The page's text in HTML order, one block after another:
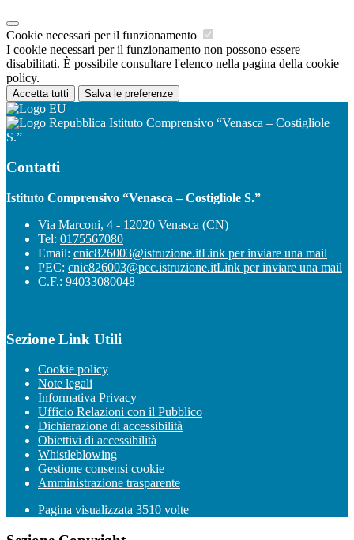
Cookie necessari per il funzionamento
I cookie necessari per il funzionamento non possono essere
disabilitati. È possibile consultare l'elenco nella pagina della cookie
policy.
Accetta tutti Salva le preferenze
Istituto Comprensivo “Venasca – Costigliole
S.”
Contatti
Istituto Comprensivo “Venasca – Costigliole S.”
Via Marconi, 4 - 12020 Venasca (CN)
Tel: 0175567080
Email: cnic826003@istruzione.itLink per inviare una mail
PEC: cnic826003@pec.istruzione.itLink per inviare una mail
C.F.: 94033080048
Sezione Link Utili
Cookie policy
Note legali
Informativa Privacy
Ufficio Relazioni con il Pubblico
Dichiarazione di accessibilità
Obiettivi di accessibilità
Whistleblowing
Gestione consensi cookie
Amministrazione trasparente
Pagina visualizzata 3510 volte